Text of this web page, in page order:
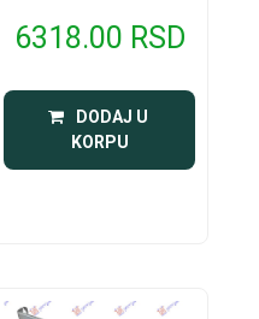
6318.00 RSD
DODAJ U
KORPU